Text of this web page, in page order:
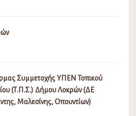
Συμμετοχής ΥΠΕΝ Τοπικού
(Τ.Π.Σ.) Δήμου Λοκρών (ΔΕ
Μαλεσίνης, Οπουντίων)